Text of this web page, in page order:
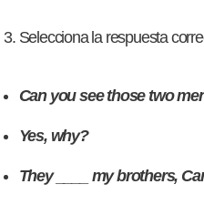
Selecciona la respuesta
Can you see those two
Yes, why?
They ____ my brothers,